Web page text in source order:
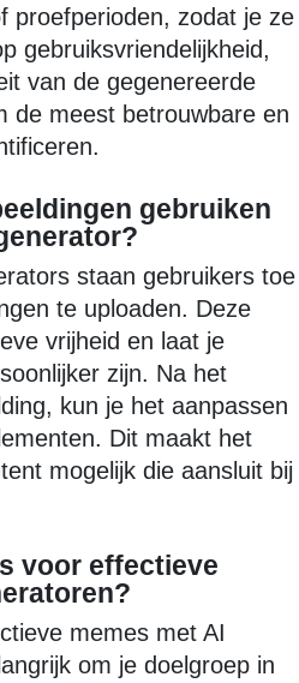
proefperioden, zodat je ze
gebruiksvriendelijkheid,
van de gegenereerde
de meest betrouwbare en
gebruiken
staan gebruikers toe
te uploaden. Deze
vrijheid en laat je
zijn. Na het
kun je het aanpassen
Dit maakt het
mogelijk die aansluit bij
voor effectieve
memes met AI
om je doelgroep in